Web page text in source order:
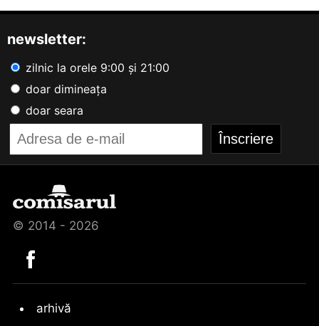
newsletter:
zilnic la orele 9:00 și 21:00
doar dimineața
doar seara
© 2014 - 2026
arhivă